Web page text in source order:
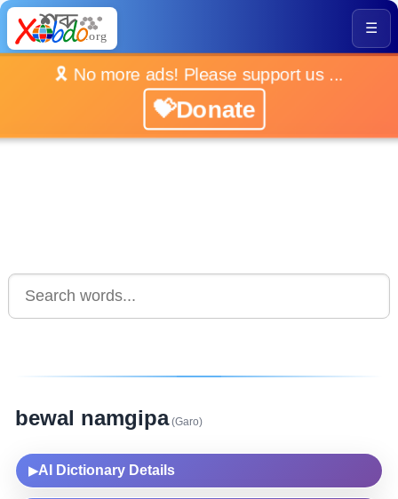
☰
🎗️ No more ads! Please support us ...
💝Donate
bewal namgipa(Garo)
▶AI Dictionary Details